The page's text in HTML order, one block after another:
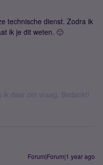
technische dienst. Zodra ik
ik je dit weten. 🙂
daar om vraag. Bedankt!
Forum|Forum|1 year ago